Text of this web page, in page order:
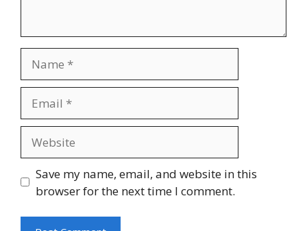
Save my name, email, and website in this
browser for the next time I comment.